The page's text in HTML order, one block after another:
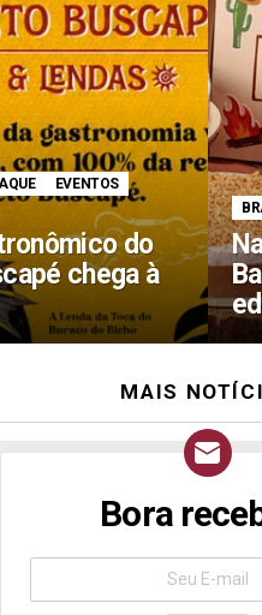
EVENTOS
do
chega à
MAIS
NEWSLETTER
Bora